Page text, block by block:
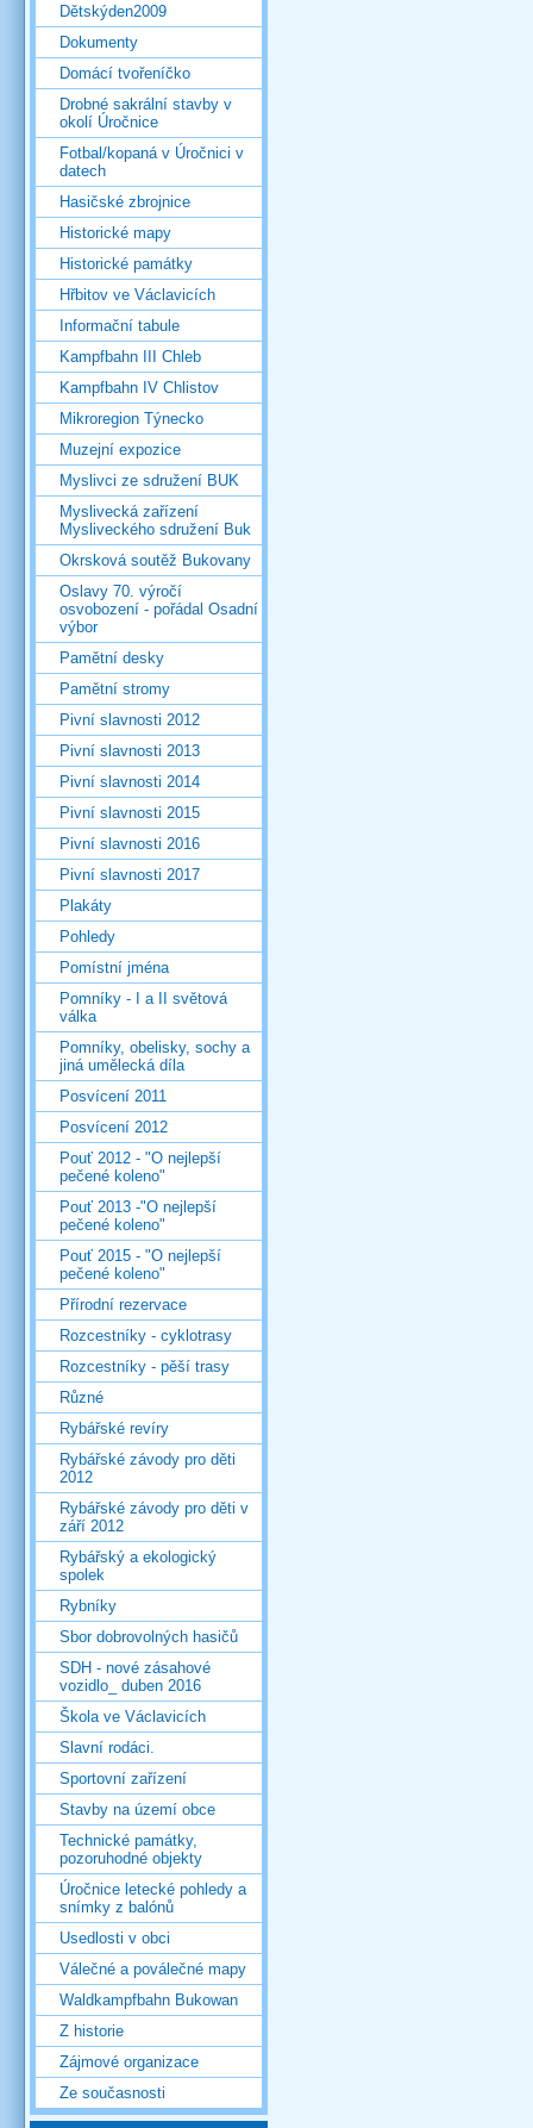
Dětskýden2009
Dokumenty
Domácí tvořeníčko
Drobné sakrální stavby v
okolí Úročnice
Fotbal/kopaná v Úročnici v
datech
Hasičské zbrojnice
Historické mapy
Historické památky
Hřbitov ve Václavicích
Informační tabule
Kampfbahn III Chleb
Kampfbahn IV Chlistov
Mikroregion Týnecko
Muzejní expozice
Myslivci ze sdružení BUK
Myslivecká zařízení
Mysliveckého sdružení Buk
Okrsková soutěž Bukovany
Oslavy 70. výročí
osvobození - pořádal Osadní
výbor
Pamětní desky
Pamětní stromy
Pivní slavnosti 2012
Pivní slavnosti 2013
Pivní slavnosti 2014
Pivní slavnosti 2015
Pivní slavnosti 2016
Pivní slavnosti 2017
Plakáty
Pohledy
Pomístní jména
Pomníky - I a II světová
válka
Pomníky, obelisky, sochy a
jiná umělecká díla
Posvícení 2011
Posvícení 2012
Pouť 2012 - "O nejlepší
pečené koleno"
Pouť 2013 -"O nejlepší
pečené koleno"
Pouť 2015 - "O nejlepší
pečené koleno"
Přírodní rezervace
Rozcestníky - cyklotrasy
Rozcestníky - pěší trasy
Různé
Rybářské revíry
Rybářské závody pro děti
2012
Rybářské závody pro děti v
září 2012
Rybářský a ekologický
spolek
Rybníky
Sbor dobrovolných hasičů
SDH - nové zásahové
vozidlo_ duben 2016
Škola ve Václavicích
Slavní rodáci.
Sportovní zařízení
Stavby na území obce
Technické památky,
pozoruhodné objekty
Úročnice letecké pohledy a
snímky z balónů
Usedlosti v obci
Válečné a poválečné mapy
Waldkampfbahn Bukowan
Z historie
Zájmové organizace
Ze současnosti